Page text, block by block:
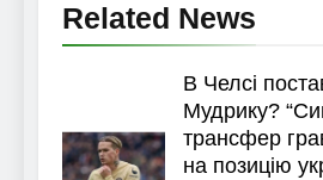
Related News
В Челсі
Мудрику?
трансфер
на позицію